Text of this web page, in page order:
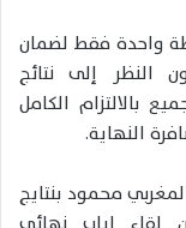
واحدة فقط لضمان
النظر إلى نتائج
بالالتزام الكامل
النهاية.
محمود بنتايج